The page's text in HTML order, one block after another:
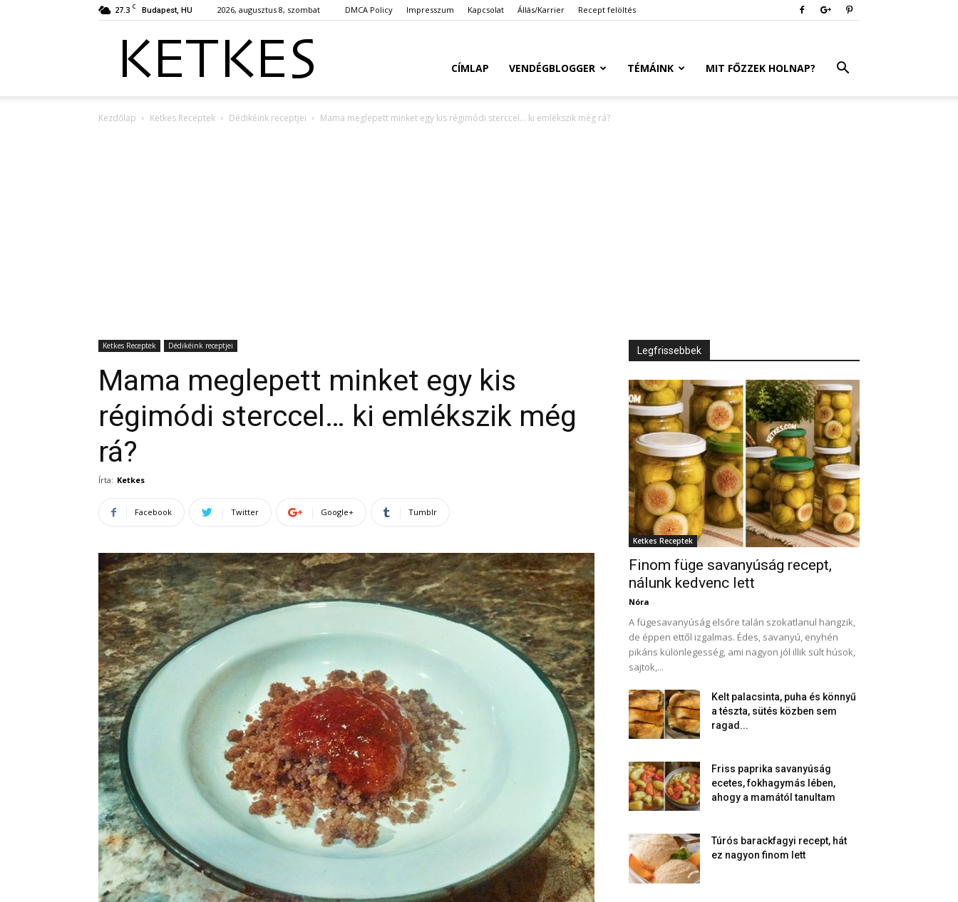
27.3 C Budapest, HU 2026, augusztus 8, szombat DMCA Policy Impresszum Kapcsolat Állás/Karrier Recept felöltés
CÍMLAP VENDÉGBLOGGER TÉMÁINK MIT FŐZZEK HOLNAP?
Kezdőlap Ketkes Receptek Dédikéink receptjei Mama meglepett minket egy kis régimódi sterccel… ki emlékszik még rá?
Ketkes Receptek Dédikéink receptjei
Mama meglepett minket egy kis
régimódi sterccel… ki emlékszik még
rá?
Írta: Ketkes
Facebook Twitter Google+ Tumblr
Legfrissebbek
Ketkes Receptek
Finom füge savanyúság recept,
nálunk kedvenc lett
Nóra -
A fügesavanyúság elsőre talán szokatlanul hangzik,
de éppen ettől izgalmas. Édes, savanyú, enyhén
pikáns különlegesség, ami nagyon jól illik sült húsok,
sajtok,...
Kelt palacsinta, puha és könnyű
a tészta, sütés közben sem
ragad...
Friss paprika savanyúság
ecetes, fokhagymás lében,
ahogy a mamától tanultam
Túrós barackfagyi recept, hát
ez nagyon finom lett